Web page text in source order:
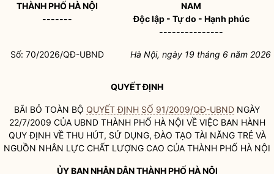
THÀNH PHỐ HÀ NỘI
-------
NAM
Độc lập - Tự do - Hạnh phúc
---------------
Số: 70/2026/QĐ-UBND Hà Nội, ngày 19 tháng 6 năm 2026
QUYẾT ĐỊNH
BÃI BỎ TOÀN BỘ QUYẾT ĐỊNH SỐ 91/2009/QĐ-UBND NGÀY
22/7/2009 CỦA UBND THÀNH PHỐ HÀ NỘI VỀ VIỆC BAN HÀNH
QUY ĐỊNH VỀ THU HÚT, SỬ DỤNG, ĐÀO TẠO TÀI NĂNG TRẺ VÀ
NGUỒN NHÂN LỰC CHẤT LƯỢNG CAO CỦA THÀNH PHỐ HÀ NỘI
ỦY BANNHÂN DÂNTHÀNH PHỐ HÀ NỘI